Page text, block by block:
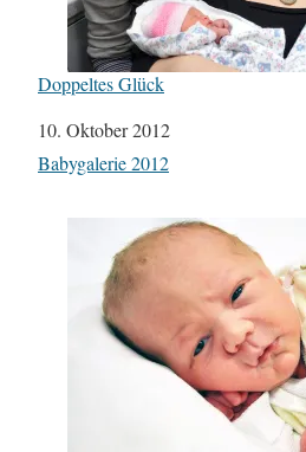
Doppeltes Glück
Datum
10. Oktober 2012
In Bezug auf
Babygalerie 2012